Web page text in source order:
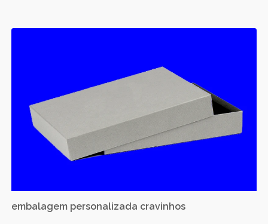
embalagem personalizada cravinhos